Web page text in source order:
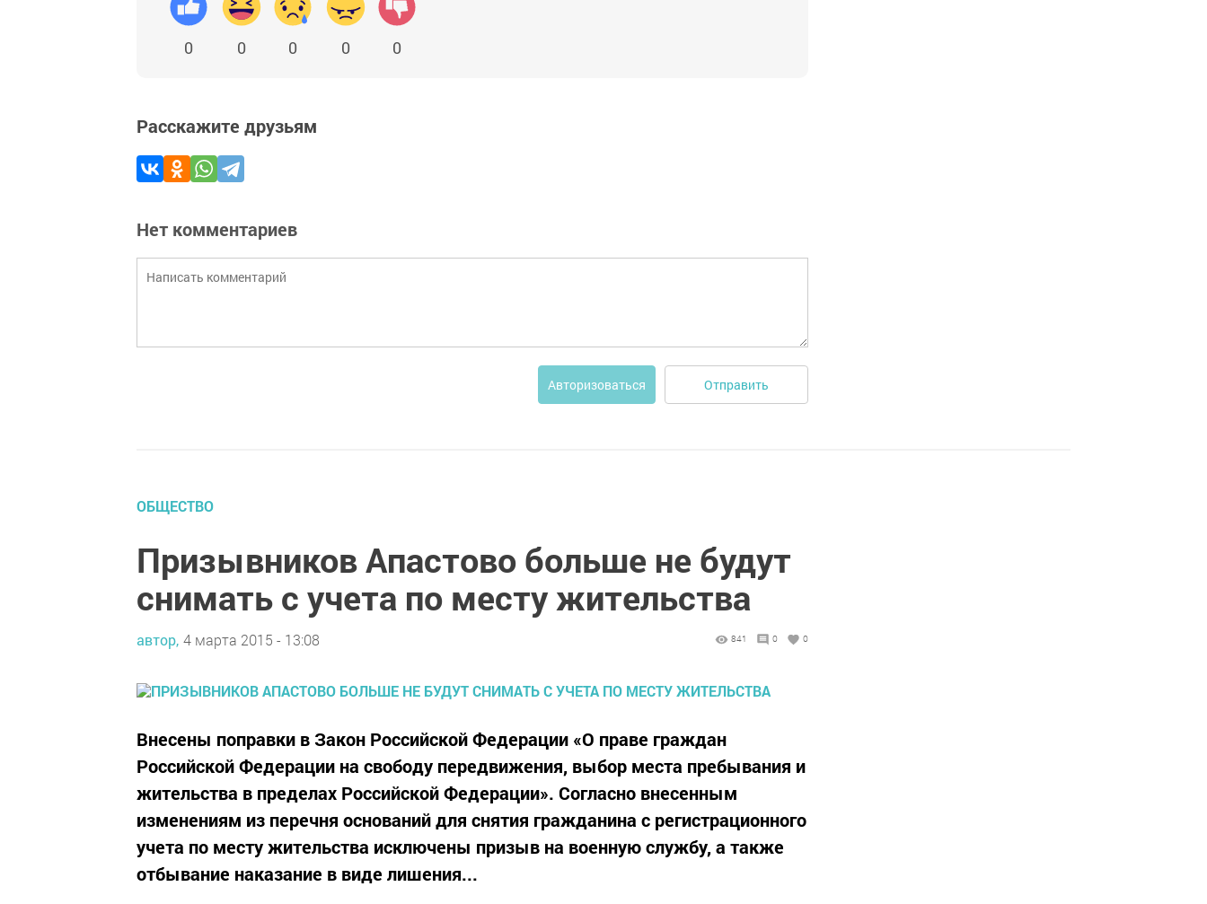
0 0 0 0 0
Расскажите друзьям
Нет комментариев
Авторизоваться Отправить
ОБЩЕСТВО
Призывников Апастово больше не будут
снимать с учета по месту жительства
автор, 4 марта 2015 - 13:08 841 0 0
Внесены поправки в Закон Российской Федерации «О праве граждан
Российской Федерации на свободу передвижения, выбор места пребывания и
жительства в пределах Российской Федерации». Согласно внесенным
изменениям из перечня оснований для снятия гражданина с регистрационного
учета по месту жительства исключены призыв на военную службу, а также
отбывание наказание в виде лишения...